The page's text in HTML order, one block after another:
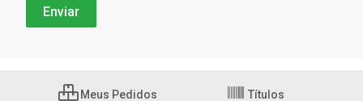
Meus Pedidos Títulos